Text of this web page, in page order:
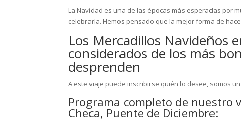
La Navidad es una de las épocas más esperadas por
celebrarla. Hemos pensado que la mejor forma de
Los Mercadillos Navideños
considerados de los más
desprenden
A este viaje puede inscribirse quién lo desee, somos
Programa completo de nuestro
Checa, Puente de Diciembre: